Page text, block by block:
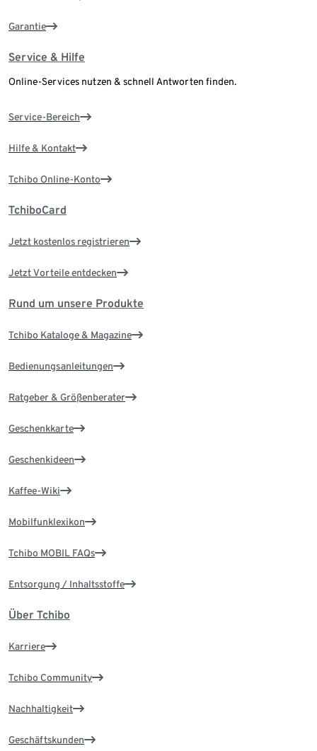
Garantie
Service & Hilfe
Online-Services nutzen & schnell Antworten finden.
Service-Bereich
Hilfe & Kontakt
Tchibo Online-Konto
TchiboCard
Jetzt kostenlos registrieren
Jetzt Vorteile entdecken
Rund um unsere Produkte
Tchibo Kataloge & Magazine
Bedienungsanleitungen
Ratgeber & Größenberater
Geschenkkarte
Geschenkideen
Kaffee-Wiki
Mobilfunklexikon
Tchibo MOBIL FAQs
Entsorgung / Inhaltsstoffe
Über Tchibo
Karriere
Tchibo Community
Nachhaltigkeit
Geschäftskunden